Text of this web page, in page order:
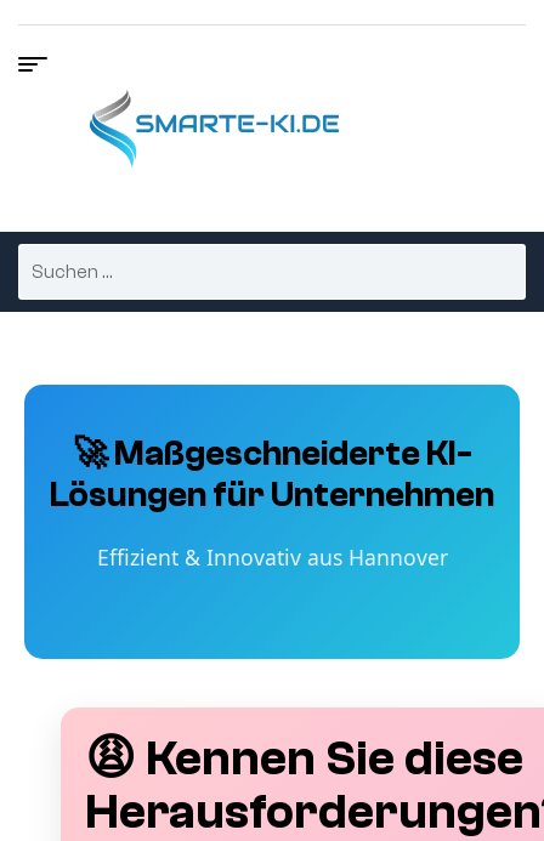
🚀 Maßgeschneiderte KI-
Lösungen für Unternehmen
Effizient & Innovativ aus Hannover
😩 Kennen Sie diese